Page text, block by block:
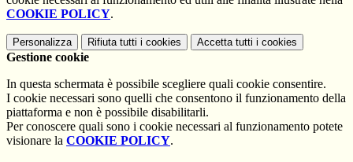
COOKIE POLICY.
Personalizza Rifiuta tutti i cookies Accetta tutti i cookies
Gestione cookie
In questa schermata è possibile scegliere quali cookie consentire.
I cookie necessari sono quelli che consentono il funzionamento della
piattaforma e non è possibile disabilitarli.
Per conoscere quali sono i cookie necessari al funzionamento potete
visionare la COOKIE POLICY.